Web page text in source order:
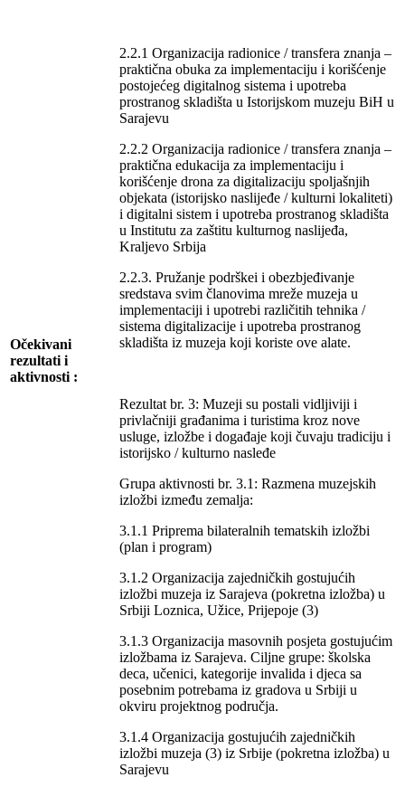
Očekivani
rezultati i
aktivnosti :
2.2.1 Organizacija radionice / transfera znanja –
praktična obuka za implementaciju i korišćenje
postojećeg digitalnog sistema i upotreba
prostranog skladišta u Istorijskom muzeju BiH u
Sarajevu
2.2.2 Organizacija radionice / transfera znanja –
praktična edukacija za implementaciju i
korišćenje drona za digitalizaciju spoljašnjih
objekata (istorijsko naslijeđe / kulturni lokaliteti)
i digitalni sistem i upotreba prostranog skladišta
u Institutu za zaštitu kulturnog naslijeđa,
Kraljevo Srbija
2.2.3. Pružanje podrškei i obezbjeđivanje
sredstava svim članovima mreže muzeja u
implementaciji i upotrebi različitih tehnika /
sistema digitalizacije i upotreba prostranog
skladišta iz muzeja koji koriste ove alate.
Rezultat br. 3: Muzeji su postali vidljiviji i
privlačniji građanima i turistima kroz nove
usluge, izložbe i događaje koji čuvaju tradiciju i
istorijsko / kulturno nasleđe
Grupa aktivnosti br. 3.1: Razmena muzejskih
izložbi između zemalja:
3.1.1 Priprema bilateralnih tematskih izložbi
(plan i program)
3.1.2 Organizacija zajedničkih gostujućih
izložbi muzeja iz Sarajeva (pokretna izložba) u
Srbiji Loznica, Užice, Prijepoje (3)
3.1.3 Organizacija masovnih posjeta gostujućim
izložbama iz Sarajeva. Ciljne grupe: školska
deca, učenici, kategorije invalida i djeca sa
posebnim potrebama iz gradova u Srbiji u
okviru projektnog područja.
3.1.4 Organizacija gostujućih zajedničkih
izložbi muzeja (3) iz Srbije (pokretna izložba) u
Sarajevu